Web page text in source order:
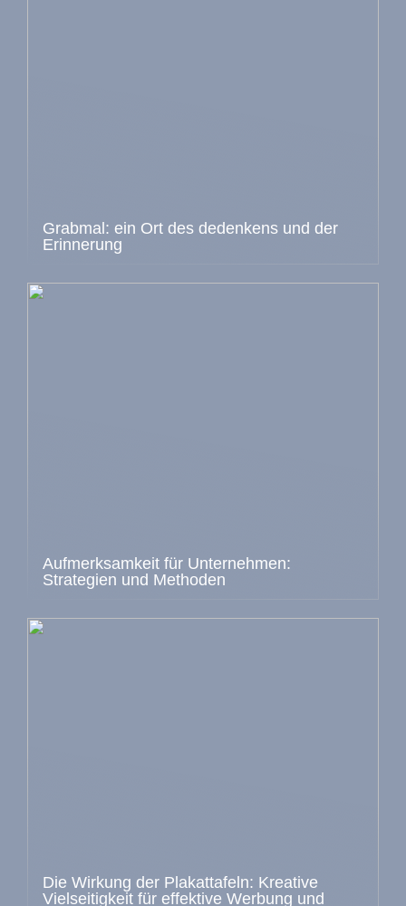
Grabmal: ein Ort des dedenkens und der
Erinnerung
Aufmerksamkeit für Unternehmen:
Strategien und Methoden
Die Wirkung der Plakattafeln: Kreative
Vielseitigkeit für effektive Werbung und